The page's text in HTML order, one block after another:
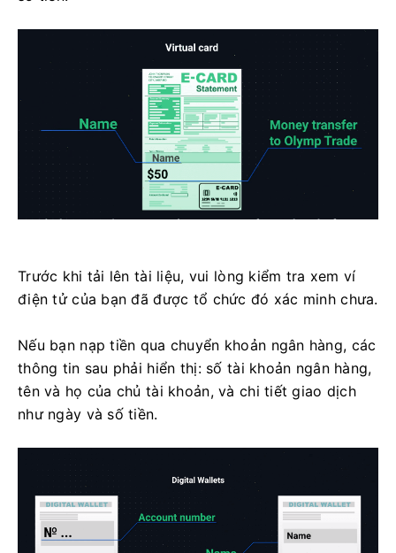
Trước khi tải lên tài liệu, vui lòng kiểm tra xem ví
điện tử của bạn đã được tổ chức đó xác minh chưa.
Nếu bạn nạp tiền qua chuyển khoản ngân hàng, các
thông tin sau phải hiển thị: số tài khoản ngân hàng,
tên và họ của chủ tài khoản, và chi tiết giao dịch
như ngày và số tiền.